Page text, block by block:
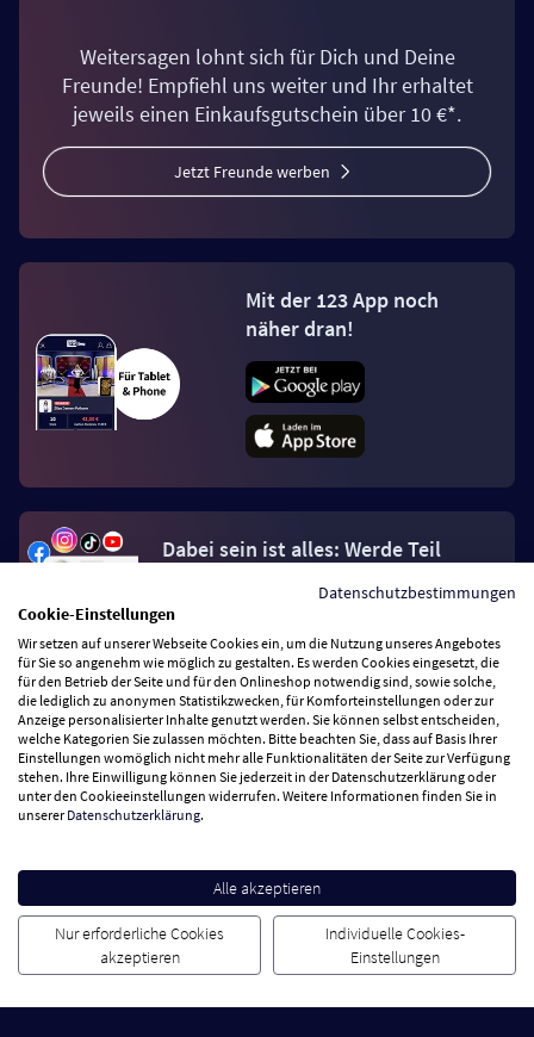
Weitersagen lohnt sich für Dich und Deine
Freunde! Empfiehl uns weiter und Ihr erhaltet
jeweils einen Einkaufsgutschein über 10 €*.
Jetzt Freunde werben
Mit der 123 App noch
näher dran!
Dabei sein ist alles: Werde Teil
Jetzt Fan werden
Vertrag widerrufen
Wir versenden mit
Service Hotline
Datenschutzbestimmungen
Cookie-Einstellungen
Wir setzen auf unserer Webseite Cookies ein, um die Nutzung unseres Angebotes
für Sie so angenehm wie möglich zu gestalten. Es werden Cookies eingesetzt, die
für den Betrieb der Seite und für den Onlineshop notwendig sind, sowie solche,
die lediglich zu anonymen Statistikzwecken, für Komforteinstellungen oder zur
Anzeige personalisierter Inhalte genutzt werden. Sie können selbst entscheiden,
welche Kategorien Sie zulassen möchten. Bitte beachten Sie, dass auf Basis Ihrer
Einstellungen womöglich nicht mehr alle Funktionalitäten der Seite zur Verfügung
stehen. Ihre Einwilligung können Sie jederzeit in der Datenschutzerklärung oder
unter den Cookieeinstellungen widerrufen. Weitere Informationen finden Sie in
unsererDatenschutzerklärung.
Alle akzeptieren
Nur erforderliche Cookies
akzeptieren
Individuelle Cookies-
Einstellungen